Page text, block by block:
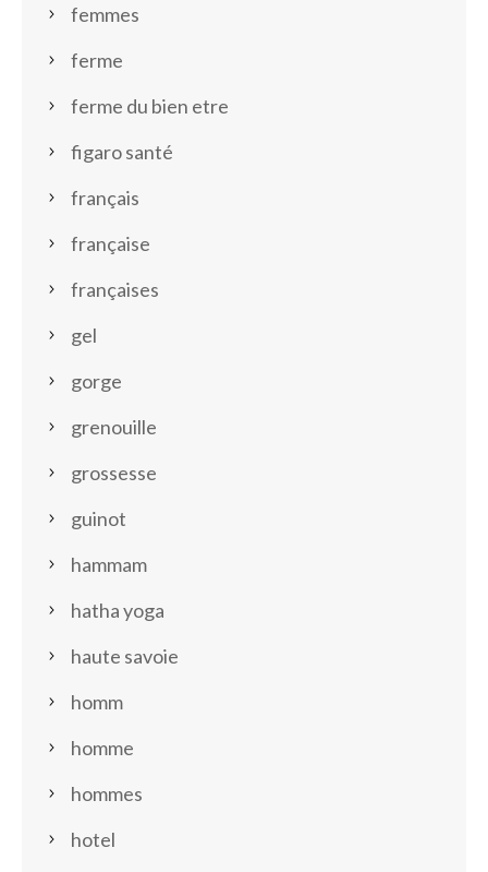
femmes
ferme
ferme du bien etre
figaro santé
français
française
françaises
gel
gorge
grenouille
grossesse
guinot
hammam
hatha yoga
haute savoie
homm
homme
hommes
hotel